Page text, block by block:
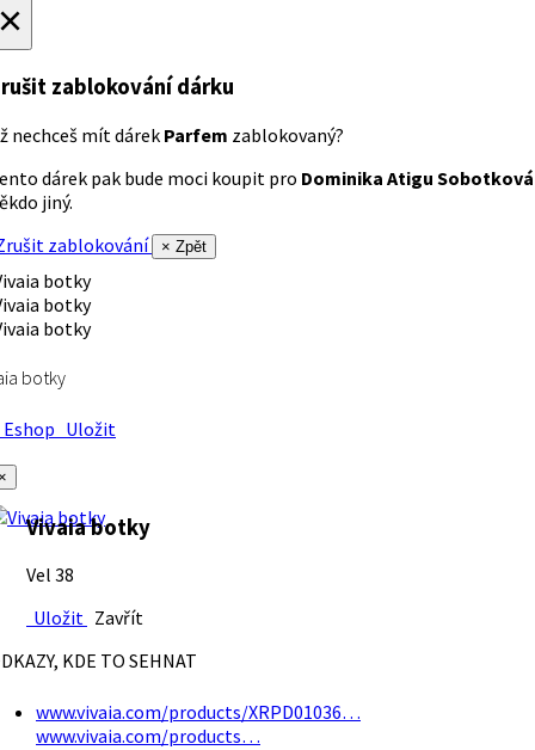
zablokování dárku
nechceš mít dárek Parfem zablokovaný?
dárek pak bude moci koupit pro Dominika Atigu Sobotková
jiný.
zablokování
× Zpět
botky
Uložit
Vivaia botky
Vel 38
Uložit Zavřít
KDE TO SEHNAT
www.vivaia.com/products/XRPD01036…
www.vivaia.com/products…